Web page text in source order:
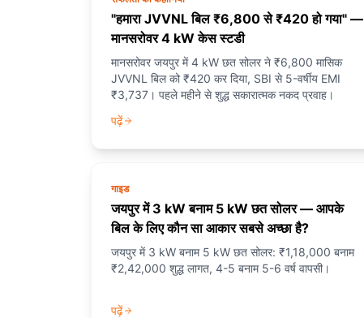
"हमारा JVVNL बिल ₹6,800 से ₹420 हो गया" —
मानसरोवर 4 kW केस स्टडी
मानसरोवर जयपुर में 4 kW छत सोलर ने ₹6,800 मासिक
JVVNL बिल को ₹420 कर दिया, SBI से 5-वर्षीय EMI
₹3,737। पहले महीने से शुद्ध सकारात्मक नकद प्रवाह।
पढ़ें
गाइड
जयपुर में 3 kW बनाम 5 kW छत सोलर — आपके
बिल के लिए कौन सा आकार सबसे अच्छा है?
जयपुर में 3 kW बनाम 5 kW छत सोलर: ₹1,18,000 बनाम
₹2,42,000 शुद्ध लागत, 4-5 बनाम 5-6 वर्ष वापसी।
पढ़ें